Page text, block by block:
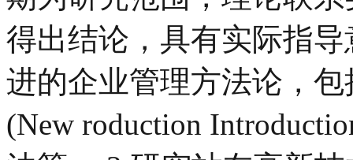
得出结论，具有实际指
进的企业管理方法论，
(New roduction